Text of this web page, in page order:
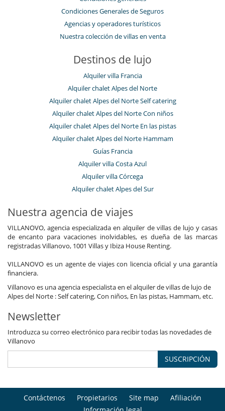
Condiciones Generales de Seguros
Agencias y operadores turísticos
Nuestra colección de villas en venta
Destinos de lujo
Alquiler villa Francia
Alquiler chalet Alpes del Norte
Alquiler chalet Alpes del Norte Self catering
Alquiler chalet Alpes del Norte Con niños
Alquiler chalet Alpes del Norte En las pistas
Alquiler chalet Alpes del Norte Hammam
Guías Francia
Alquiler villa Costa Azul
Alquiler villa Córcega
Alquiler chalet Alpes del Sur
Nuestra agencia de viajes
VILLANOVO, agencia especializada en alquiler de villas de lujo y casas
de encanto para vacaciones inolvidables, es dueña de las marcas
registradas Villanovo, 1001 Villas y Ibiza House Renting.
VILLANOVO es un agente de viajes con licencia oficial y una garantía
financiera.
Villanovo es una agencia especialista en el alquiler de villas de lujo de
Alpes del Norte : Self catering, Con niños, En las pistas, Hammam, etc.
Newsletter
Introduzca su correo electrónico para recibir todas las novedades de
Villanovo
SUSCRIPCIÓN
Contáctenos Propietarios Site map
Afiliación